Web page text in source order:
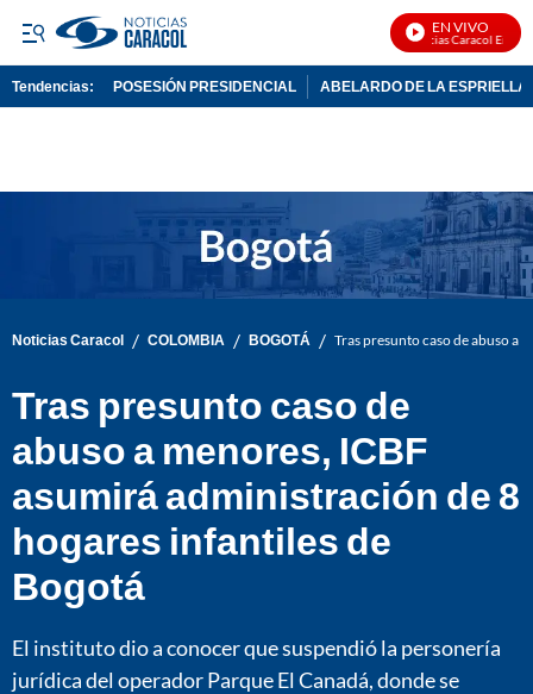
EN VIVO
Noticias Caracol En Vivo
Tendencias: POSESIÓN PRESIDENCIAL ABELARDO DE LA ESPRIELLA
Noticias Caracol / COLOMBIA / BOGOTÁ / Tras presunto caso de abuso a
Tras presunto caso de
abuso a menores, ICBF
asumirá administración de 8
hogares infantiles de
Bogotá
El instituto dio a conocer que suspendió la personería
jurídica del operador Parque El Canadá, donde se